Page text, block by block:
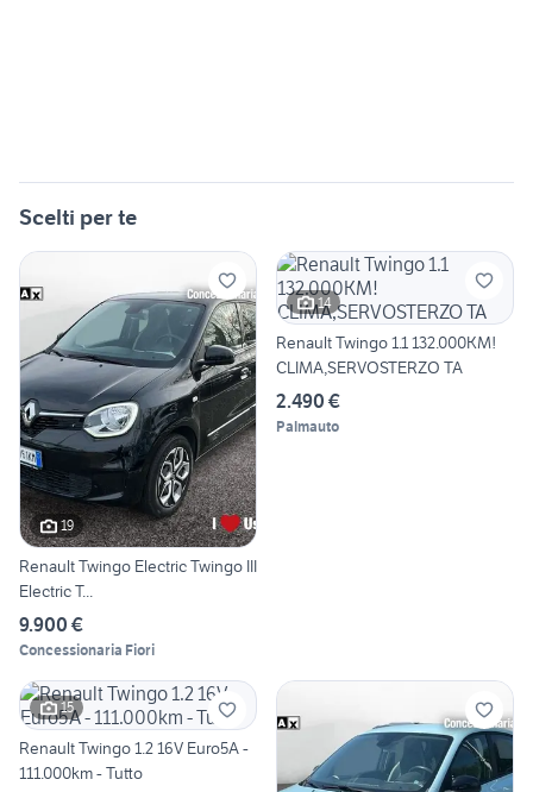
Scelti per te
19
Renault Twingo Electric Twingo III
Electric T...
9.900 €
Concessionaria Fiori
14
Renault Twingo 1.1 132.000KM!
CLIMA,SERVOSTERZO TA
2.490 €
Palmauto
15
Renault Twingo 1.2 16V Euro5A -
111.000km - Tutto